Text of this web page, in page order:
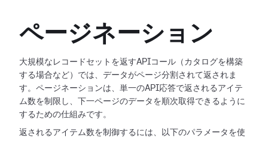
ページネーション
大規模なレコードセットを返すAPIコール（カタログを構築
する場合など）では、データがページ分割されて返されま
す。ページネーションは、単一のAPI応答で返されるアイテ
ム数を制限し、下一ページのデータを順次取得できるように
するための仕組みです。
返されるアイテム数を制御するには、以下のパラメータを使